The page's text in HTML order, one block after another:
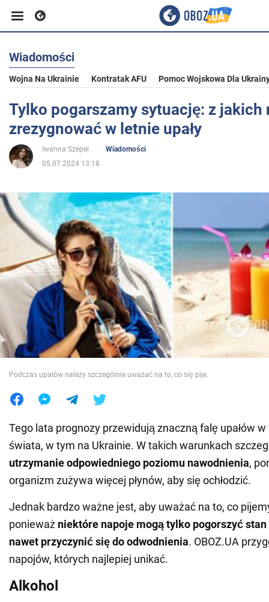
Biznes
Sport
Rozrywka
Polityka
Społeczeństwo
Wojna na Ukrainie
Świat
Jedzenie
Wiadomości
Wojna Na Ukrainie Kontratak AFU Pomoc Wojskowa Dla
Tylko pogarszamy sytuację: z jakich
zrezygnować w letnie upały
Iwanna Szepel
Wiadomości
05.07.2024 13:18
Podczas upałów należy szczególnie uważać na to, co się pije.
Tego lata prognozy przewidują znaczną falę upałów
świata, w tym na Ukrainie. W takich warunkach
utrzymanie odpowiedniego poziomu nawodnienia,
organizm zużywa więcej płynów, aby się ochłodzić.
Jednak bardzo ważne jest, aby uważać na to, co
ponieważ niektóre napoje mogą tylko pogorszyć
nawet przyczynić się do odwodnienia. OBOZ.UA
napojów, których najlepiej unikać.
Alkohol